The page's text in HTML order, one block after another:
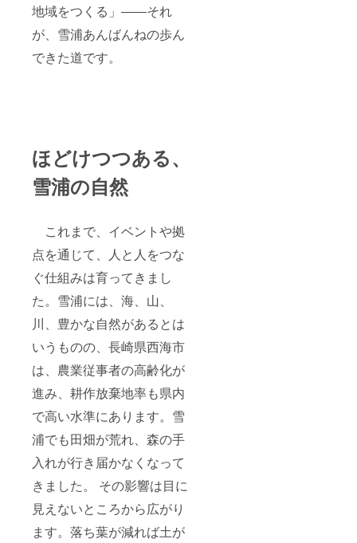
地域をつくる」――それ
が、雪浦あんばんねの歩ん
できた道です。
ほどけつつある、
雪浦の自然
これまで、イベントや拠
点を通じて、人と人をつな
ぐ仕組みは育ってきまし
た。雪浦には、海、山、
川、豊かな自然があるとは
いうものの、長崎県西海市
は、農業従事者の高齢化が
進み、耕作放棄地率も県内
で高い水準にあります。雪
浦でも田畑が荒れ、森の手
入れが行き届かなくなって
きました。 その影響は目に
見えないところから広がり
ます。落ち葉が減れば土が